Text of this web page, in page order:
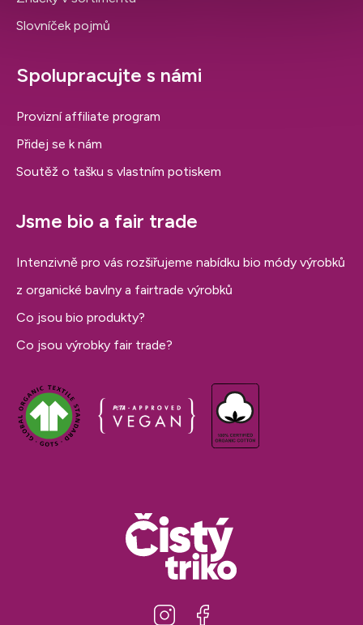
Slovníček pojmů
Spolupracujte s námi
Provizní affiliate program
Přidej se k nám
Soutěž o tašku s vlastním potiskem
Jsme bio a fair trade
Intenzivně pro vás rozšiřujeme nabídku bio módy výrobků
z organické bavlny a fairtrade výrobků
Co jsou bio produkty?
Co jsou výrobky fair trade?